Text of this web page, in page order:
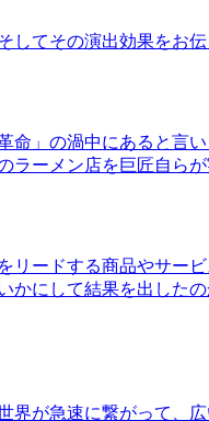
てその演出効果をお伝
命」の渦中にあると
ーメン店を巨匠自らが
ードする商品やサ
にして結果を出した
が急速に繋がって、